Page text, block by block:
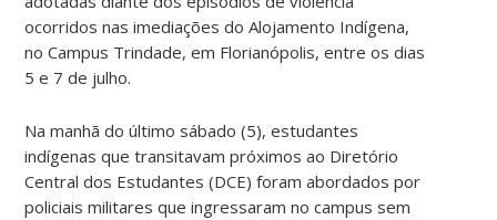
ocorridos nas imediações do Alojamento Indígena,
no Campus Trindade, em Florianópolis, entre os dias
5 e 7 de julho.
Na manhã do último sábado (5), estudantes
indígenas que transitavam próximos ao Diretório
Central dos Estudantes (DCE) foram abordados por
policiais militares que ingressaram no campus sem